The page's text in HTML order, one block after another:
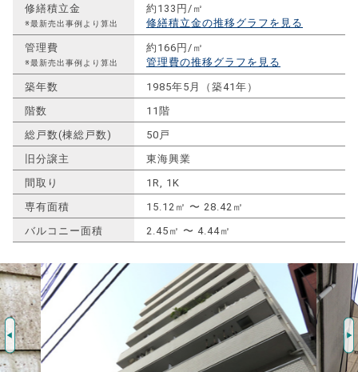
修繕積立金
※最新売出事例より算出
約133円/㎡
修繕積立金の推移グラフを見る
管理費
※最新売出事例より算出
約166円/㎡
管理費の推移グラフを見る
築年数
1985年5月（築41年）
階数
11階
総戸数(棟総戸数)
50戸
旧分譲主
東海興業
間取り
1R, 1K
専有面積
15.12㎡ 〜 28.42㎡
バルコニー面積
2.45㎡ 〜 4.44㎡